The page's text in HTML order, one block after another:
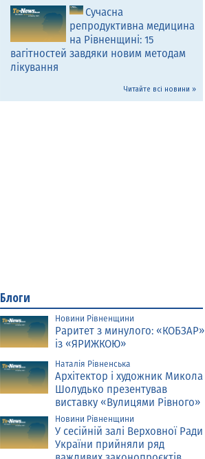
Сучасна
репродуктивна медицина
на Рівненщині: 15
вагітностей завдяки новим методам
лікування
Читайте всі новини »
Блоги
Новини Рівненщини
Раритет з минулого: «КОБЗАР»
із «ЯРИЖКОЮ»
Наталія Рівненська
Архітектор і художник Микола
Шолудько презентував
виставку «Вулицями Рівного»
Новини Рівненщини
У сесійній залі Верховної Ради
України прийняли ряд